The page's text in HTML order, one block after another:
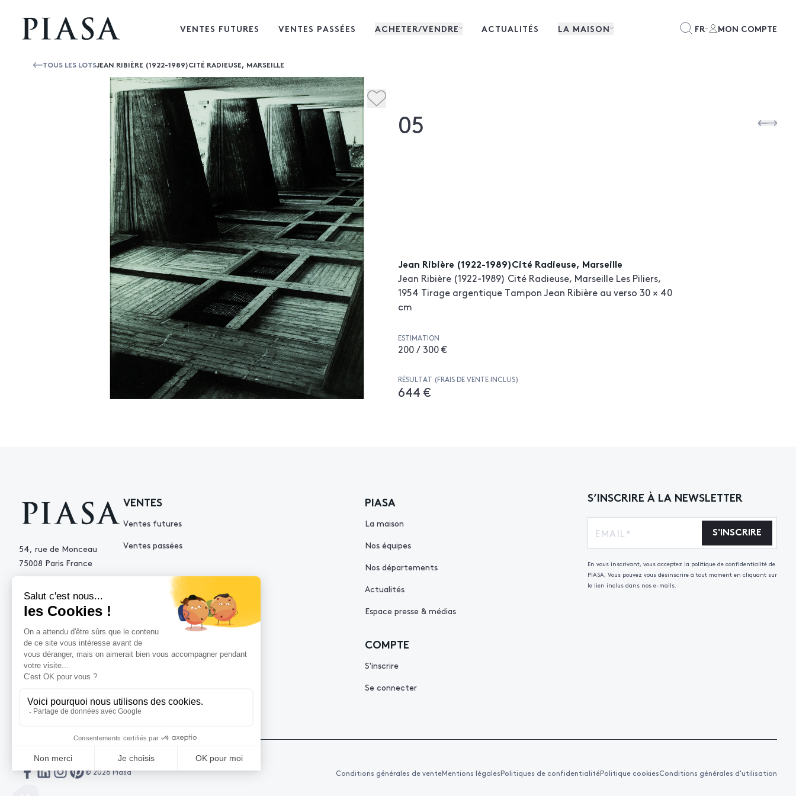
VENTES FUTURES VENTES PASSÉES ACHETER/VENDRE ACTUALITÉS LA MAISON FR MON COMPTE
TOUS LES LOTSJEAN RIBIÈRE (1922-1989)CITÉ RADIEUSE, MARSEILLE
05
Jean Ribière (1922-1989)Cité Radieuse, Marseille
Jean Ribière (1922-1989) Cité Radieuse, Marseille Les Piliers,
1954 Tirage argentique Tampon Jean Ribière au verso 30 × 40
cm
ESTIMATION
200 / 300 €
RÉSULTAT (FRAIS DE VENTE INCLUS)
644 €
54, rue de Monceau
75008 Paris France
contact@piasa.fr
VENTES
Ventes futures
Ventes passées
PIASA
La maison
Nos équipes
Nos départements
Actualités
Espace presse & médias
AIDE
Demande d’estimation
COMPTE
S'inscrire
Se connecter
S’INSCRIRE À LA NEWSLETTER
S'INSCRIRE
En vous inscrivant, vous acceptez la politique de confidentialité de
PIASA, Vous pouvez vous désinscrire à tout moment en cliquant sur
le lien inclus dans nos e-mails.
© 2026 Piasa Conditions générales de venteMentions légalesPolitiques de confidentialitéPolitique cookiesConditions générales d'utilisation